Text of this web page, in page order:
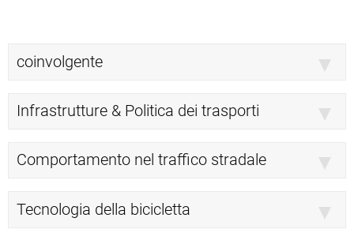
coinvolgente
Infrastrutture & Politica dei trasporti
Comportamento nel traffico stradale
Tecnologia della bicicletta